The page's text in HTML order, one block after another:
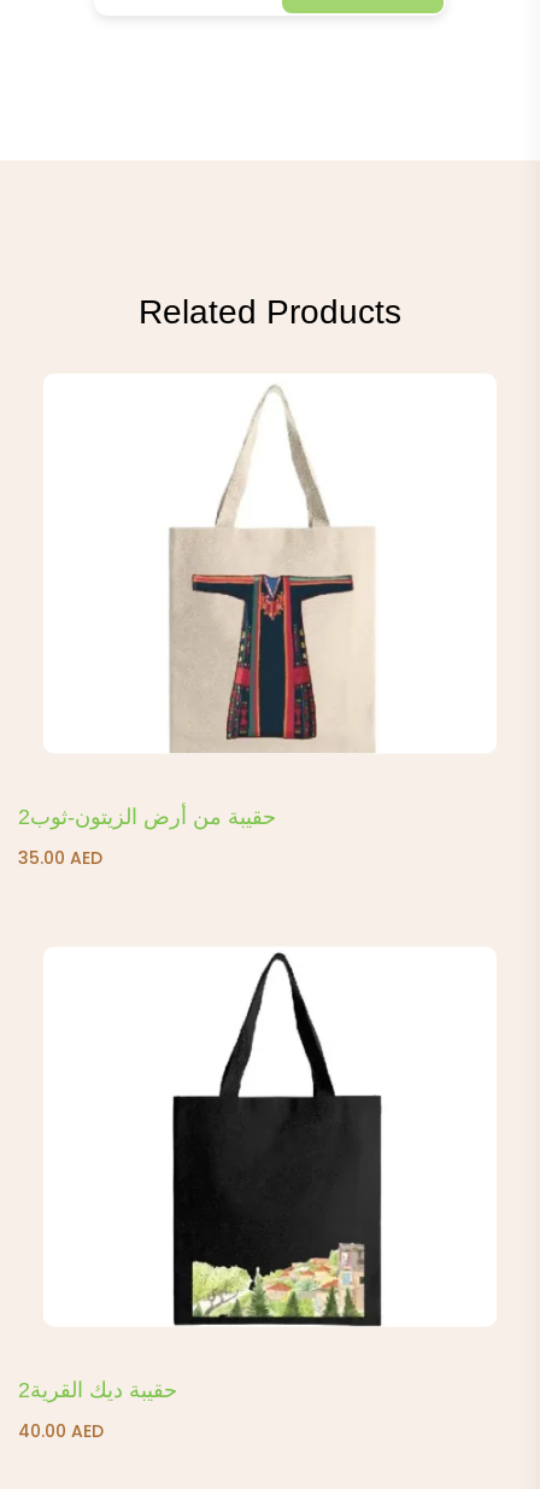
Related Products
حقيبة من أرض الزيتون-ثوب2
35.00 AED
حقيبة ديك القرية2
40.00 AED